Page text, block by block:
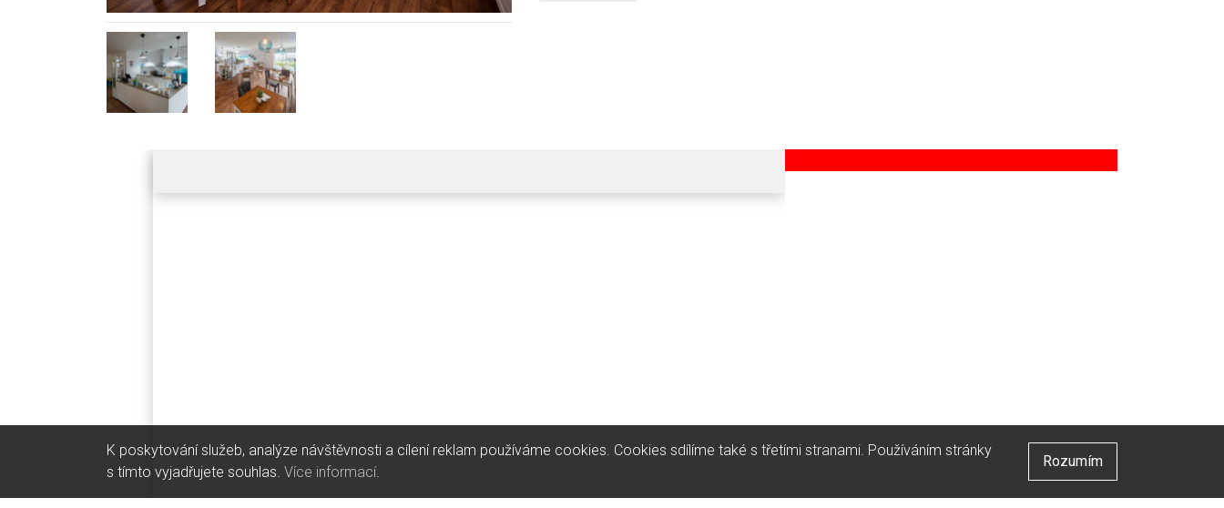
K poskytování služeb, analýze návštěvnosti a cílení reklam používáme cookies. Cookies sdílíme také s třetími stranami. Používáním stránky
s tímto vyjadřujete souhlas. Více informací.
Rozumím